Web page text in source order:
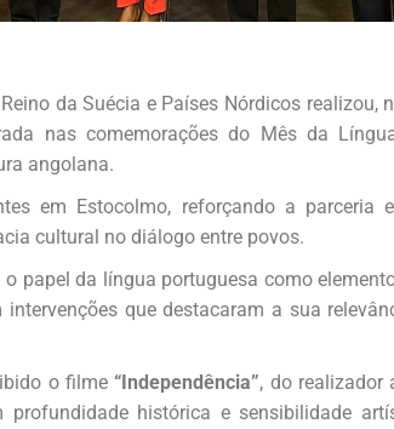
da Suécia e Países Nórdicos realizou,
nas comemorações do Mês da
angolana.
em Estocolmo, reforçando a parceria
cultural no diálogo entre povos.
papel da língua portuguesa como
que destacaram a sua
o filme “Independência”, do realizador
profundidade histórica e sensibilidade